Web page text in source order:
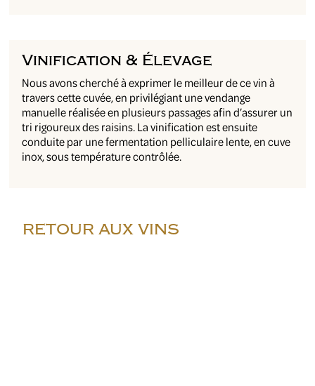
Vinification & Élevage
Nous avons cherché à exprimer le meilleur de ce vin à
travers cette cuvée, en privilégiant une vendange
manuelle réalisée en plusieurs passages afin d’assurer un
tri rigoureux des raisins. La vinification est ensuite
conduite par une fermentation pelliculaire lente, en cuve
inox, sous température contrôlée.
RETOUR AUX VINS